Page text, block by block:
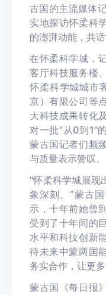
古国的主流媒体
实地探访怀柔科
的澎湃动能，共
在怀柔科学城，
客厅科技服务楼
怀柔科学城城市
京）有限公司等
大科技成果转化
对一批“从0到1”
蒙古国记者们频
与质量表示赞叹。
“怀柔科学城展现
象深刻。”蒙古
示，十年前她曾
受到了十年间的
水平和科技创新
待未来中蒙两国
务实合作，让更
蒙古国《每日报